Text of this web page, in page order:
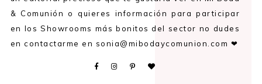
& Comunión o quieres información para participar
en los Showrooms más bonitos del sector no dudes
en contactarme en sonia@mibodaycomunion.com ❤